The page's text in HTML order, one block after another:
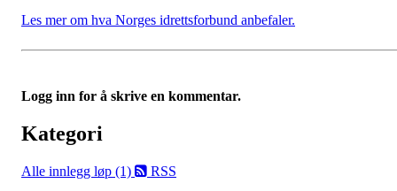
Les mer om hva Norges idrettsforbund anbefaler.
Logg inn for å skrive en kommentar.
Kategori
Alle innlegg løp (1) RSS